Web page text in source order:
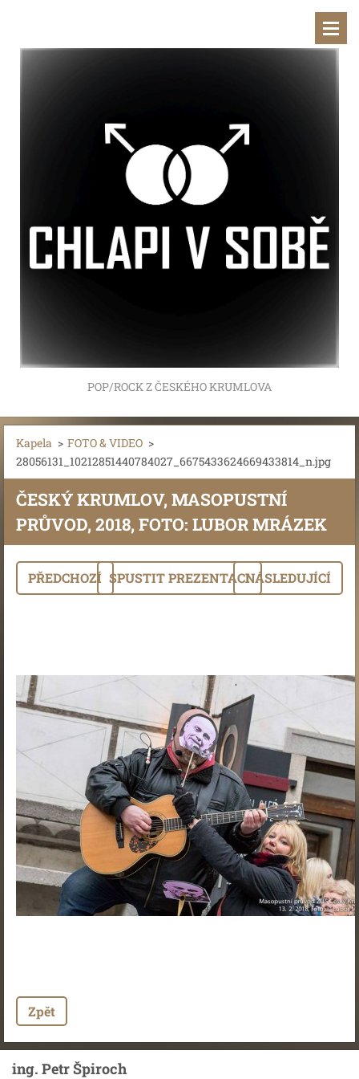
POP/ROCK Z ČESKÉHO KRUMLOVA
Kapela > FOTO & VIDEO >
28056131_10212851440784027_6675433624669433814_n.jpg
ČESKÝ KRUMLOV, MASOPUSTNÍ
PRŮVOD, 2018, FOTO: LUBOR MRÁZEK
PŘEDCHOZÍ SPUSTIT PREZENTACINÁSLEDUJÍCÍ
Zpět
ing. Petr Špiroch